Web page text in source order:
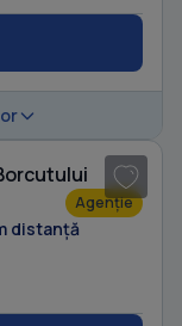
Agenție
distanță